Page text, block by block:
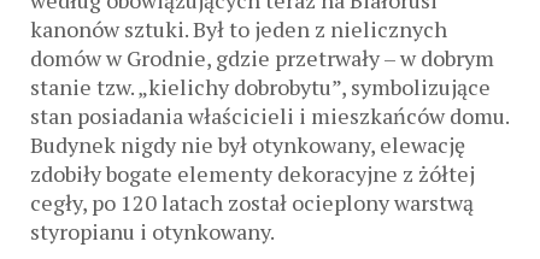
kanonów sztuki. Był to jeden z nielicznych
domów w Grodnie, gdzie przetrwały – w dobrym
stanie tzw. „kielichy dobrobytu”, symbolizujące
stan posiadania właścicieli i mieszkańców domu.
Budynek nigdy nie był otynkowany, elewację
zdobiły bogate elementy dekoracyjne z żółtej
cegły, po 120 latach został ocieplony warstwą
styropianu i otynkowany.